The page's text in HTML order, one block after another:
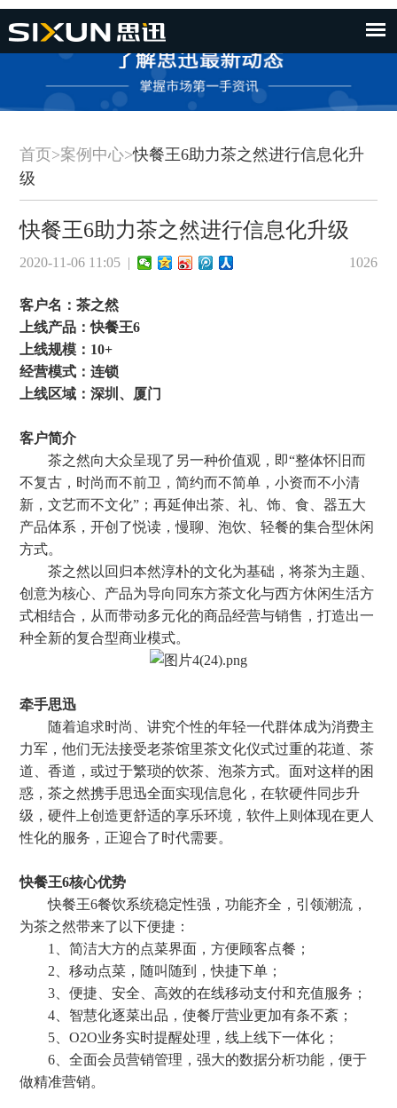
首页>案例中心>快餐王6助力茶之然进行信息化升
级
快餐王6助力茶之然进行信息化升级
2020-11-06 11:05 | 1026
客户名：茶之然
上线产品：快餐王6
上线规模：10+
经营模式：连锁
上线区域：深圳、厦门
客户简介
茶之然向大众呈现了另一种价值观，即“整体怀旧而
不复古，时尚而不前卫，简约而不简单，小资而不小清
新，文艺而不文化”；再延伸出茶、礼、饰、食、器五大
产品体系，开创了悦读，慢聊、泡饮、轻餐的集合型休闲
方式。
茶之然以回归本然淳朴的文化为基础，将茶为主题、
创意为核心、产品为导向同东方茶文化与西方休闲生活方
式相结合，从而带动多元化的商品经营与销售，打造出一
种全新的复合型商业模式。
牵手思迅
随着追求时尚、讲究个性的年轻一代群体成为消费主
力军，他们无法接受老茶馆里茶文化仪式过重的花道、茶
道、香道，或过于繁琐的饮茶、泡茶方式。面对这样的困
惑，茶之然携手思迅全面实现信息化，在软硬件同步升
级，硬件上创造更舒适的享乐环境，软件上则体现在更人
性化的服务，正迎合了时代需要。
快餐王6核心优势
快餐王6餐饮系统稳定性强，功能齐全，引领潮流，
为茶之然带来了以下便捷：
1、简洁大方的点菜界面，方便顾客点餐；
2、移动点菜，随叫随到，快捷下单；
3、便捷、安全、高效的在线移动支付和充值服务；
4、智慧化逐菜出品，使餐厅营业更加有条不紊；
5、O2O业务实时提醒处理，线上线下一体化；
6、全面会员营销管理，强大的数据分析功能，便于
做精准营销。